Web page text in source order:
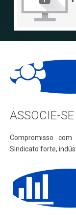
ASSOCIE-SE
Compromisso
Sindicato forte,